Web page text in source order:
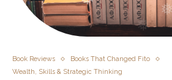
Book Reviews
Books That Changed Fito
Wealth, Skills & Strategic Thinking